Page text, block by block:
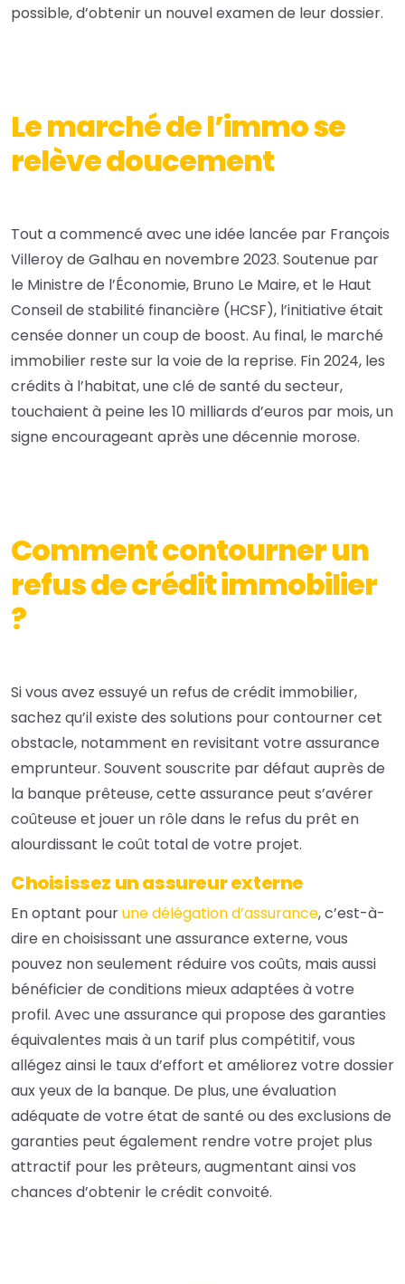
possible, d’obtenir un nouvel examen de leur dossier.
Le marché de l’immo se
relève doucement
Tout a commencé avec une idée lancée par François
Villeroy de Galhau en novembre 2023. Soutenue par
le Ministre de l’Économie, Bruno Le Maire, et le Haut
Conseil de stabilité financière (HCSF), l’initiative était
censée donner un coup de boost. Au final, le marché
immobilier reste sur la voie de la reprise. Fin 2024, les
crédits à l’habitat, une clé de santé du secteur,
touchaient à peine les 10 milliards d’euros par mois, un
signe encourageant après une décennie morose.
Comment contourner un
refus de crédit immobilier
?
Si vous avez essuyé un refus de crédit immobilier,
sachez qu’il existe des solutions pour contourner cet
obstacle, notamment en revisitant votre assurance
emprunteur. Souvent souscrite par défaut auprès de
la banque prêteuse, cette assurance peut s’avérer
coûteuse et jouer un rôle dans le refus du prêt en
alourdissant le coût total de votre projet.
Choisissez un assureur externe
En optant pourune délégation d’assurance, c’est-à-
dire en choisissant une assurance externe, vous
pouvez non seulement réduire vos coûts, mais aussi
bénéficier de conditions mieux adaptées à votre
profil. Avec une assurance qui propose des garanties
équivalentes mais à un tarif plus compétitif, vous
allégez ainsi le taux d’effort et améliorez votre dossier
aux yeux de la banque. De plus, une évaluation
adéquate de votre état de santé ou des exclusions de
garanties peut également rendre votre projet plus
attractif pour les prêteurs, augmentant ainsi vos
chances d’obtenir le crédit convoité.